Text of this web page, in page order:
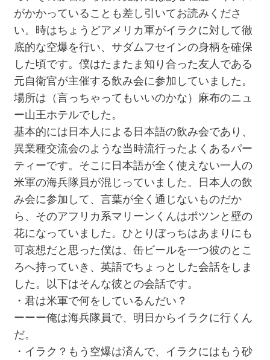
がかかっていることも差し引いてお読みくださ
い。時はちょうどアメリカ軍がイラクに対して徹
底的な空爆を行い、サダムフセインの身柄を確保
した頃です。僕はたまたま知り合った友人である
元自衛官が主催する飲み会に参加していました。
場所は（言っちゃってもいいのかな）麻布のニュ
ー山王ホテルでした。
基本的には日本人による日本語の飲み会であり、
異業種交流会のような当時流行ったよくあるパー
ティーです。そこに日本語が全く使えない一人の
米軍の海兵隊員が混じっていました。日本人の飲
み会に参加して、言葉が全く通じないものだか
ら、そのアフリカ系マリーンくんはポツンと壁の
花になっていました。ひとりぼっちはあまりにも
可哀想だと思った僕は、缶ビールを一つ彼のとこ
ろへ持っていき、英語でちょっとした会話をしま
した。以下はそんな彼との会話です。
・君は米軍で何をしているんだい？
ーーー俺は海兵隊員で、明日からイラクに行くん
だ。
・イラク？もう空爆は済んで、イラクにはもう砂